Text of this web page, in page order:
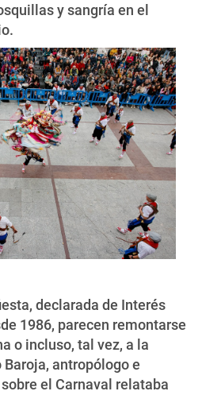
y sangría en el
declarada de Interés
1986, parecen remontarse
o incluso, tal vez, a la
antropólogo e
el Carnaval relataba